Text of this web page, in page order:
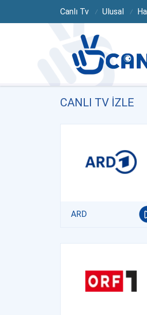
Canlı Tv Ulusal
CANLI TV IZLE
ARD